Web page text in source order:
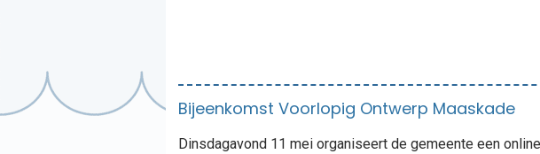
Bijeenkomst Voorlopig Ontwerp Maaskade
Dinsdagavond 11 mei organiseert de gemeente een